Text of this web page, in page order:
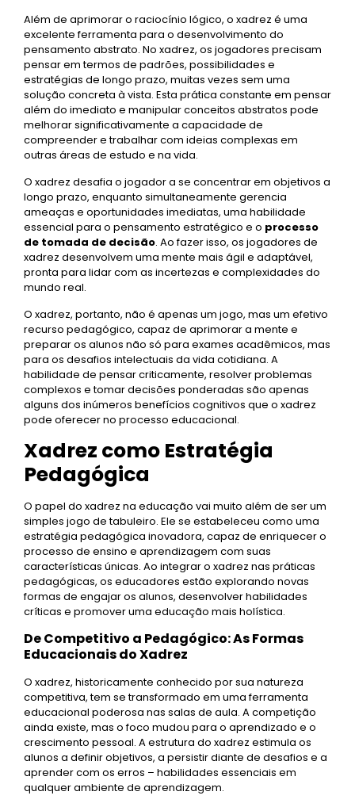
Além de aprimorar o raciocínio lógico, o xadrez é uma
excelente ferramenta para o desenvolvimento do
pensamento abstrato. No xadrez, os jogadores precisam
pensar em termos de padrões, possibilidades e
estratégias de longo prazo, muitas vezes sem uma
solução concreta à vista. Esta prática constante em pensar
além do imediato e manipular conceitos abstratos pode
melhorar significativamente a capacidade de
compreender e trabalhar com ideias complexas em
outras áreas de estudo e na vida.
O xadrez desafia o jogador a se concentrar em objetivos a
longo prazo, enquanto simultaneamente gerencia
ameaças e oportunidades imediatas, uma habilidade
essencial para o pensamento estratégico e o processo
de tomada de decisão. Ao fazer isso, os jogadores de
xadrez desenvolvem uma mente mais ágil e adaptável,
pronta para lidar com as incertezas e complexidades do
mundo real.
O xadrez, portanto, não é apenas um jogo, mas um efetivo
recurso pedagógico, capaz de aprimorar a mente e
preparar os alunos não só para exames acadêmicos, mas
para os desafios intelectuais da vida cotidiana. A
habilidade de pensar criticamente, resolver problemas
complexos e tomar decisões ponderadas são apenas
alguns dos inúmeros benefícios cognitivos que o xadrez
pode oferecer no processo educacional.
Xadrez como Estratégia
Pedagógica
O papel do xadrez na educação vai muito além de ser um
simples jogo de tabuleiro. Ele se estabeleceu como uma
estratégia pedagógica inovadora, capaz de enriquecer o
processo de ensino e aprendizagem com suas
características únicas. Ao integrar o xadrez nas práticas
pedagógicas, os educadores estão explorando novas
formas de engajar os alunos, desenvolver habilidades
críticas e promover uma educação mais holística.
De Competitivo a Pedagógico: As Formas
Educacionais do Xadrez
O xadrez, historicamente conhecido por sua natureza
competitiva, tem se transformado em uma ferramenta
educacional poderosa nas salas de aula. A competição
ainda existe, mas o foco mudou para o aprendizado e o
crescimento pessoal. A estrutura do xadrez estimula os
alunos a definir objetivos, a persistir diante de desafios e a
aprender com os erros – habilidades essenciais em
qualquer ambiente de aprendizagem.